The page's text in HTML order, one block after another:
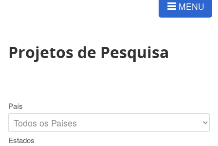
MENU
Projetos de Pesquisa
País
Estados